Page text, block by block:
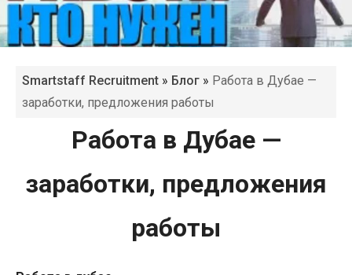
Smartstaff Recruitment » Блог » Работа в Дубае —
заработки, предложения работы
Работа в Дубае —
заработки, предложения
работы